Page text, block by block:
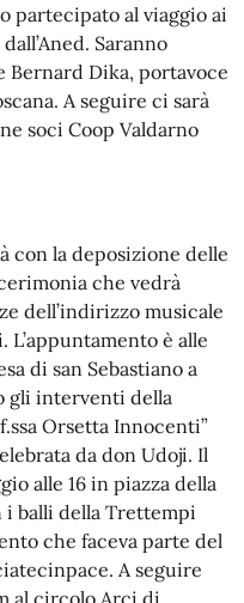
partecipato al viaggio ai
Saranno
Bernard Dika, portavoce
A seguire ci sarà
soci Coop Valdarno
con la deposizione delle
che vedrà
dell’indirizzo musicale
è alle
di san Sebastiano a
gli interventi della
Orsetta Innocenti”
da don Udoji. Il
alle 16 in piazza della
i balli della Trettempi
che faceva parte del
A seguire